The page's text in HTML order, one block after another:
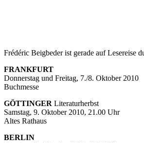
Frédéric Beigbeder ist gerade auf Lesereise
FRANKFURT
Donnerstag und Freitag, 7./8. Oktober 2010
Buchmesse
GÖTTINGER Literaturherbst
Samstag, 9. Oktober 2010, 21.00 Uhr
Altes Rathaus
BERLIN